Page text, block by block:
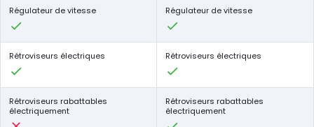
Régulateur de vitesse Régulateur de vitesse
Rétroviseurs électriques Rétroviseurs électriques
Rétroviseurs rabattables
électriquement
Rétroviseurs rabattables
électriquement